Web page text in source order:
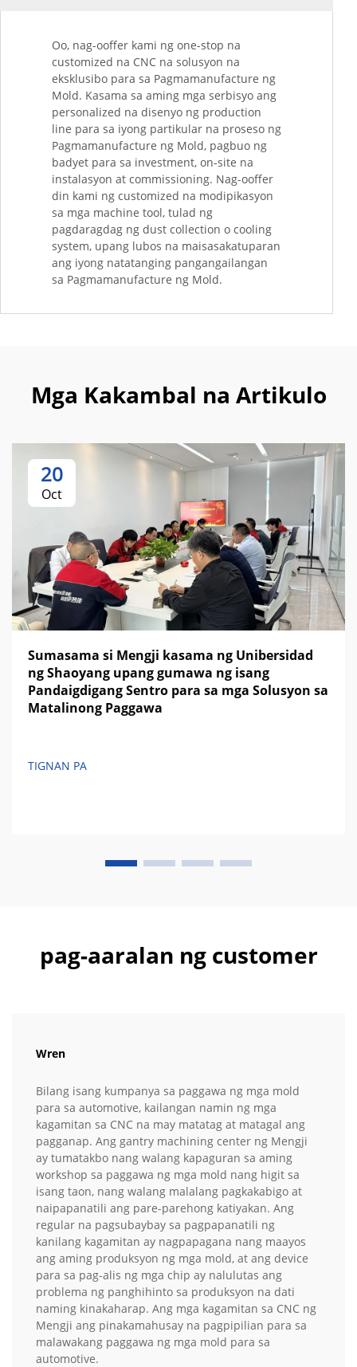
Oo, nag-ooffer kami ng one-stop na
customized na CNC na solusyon na
eksklusibo para sa Pagmamanufacture ng
Mold. Kasama sa aming mga serbisyo ang
personalized na disenyo ng production
line para sa iyong partikular na proseso ng
Pagmamanufacture ng Mold, pagbuo ng
badyet para sa investment, on-site na
instalasyon at commissioning. Nag-ooffer
din kami ng customized na modipikasyon
sa mga machine tool, tulad ng
pagdaragdag ng dust collection o cooling
system, upang lubos na maisasakatuparan
ang iyong natatanging pangangailangan
sa Pagmamanufacture ng Mold.
Mga Kakambal na Artikulo
20
Oct
Sumasama si Mengji kasama ng Unibersidad
ng Shaoyang upang gumawa ng isang
Pandaigdigang Sentro para sa mga Solusyon sa
Matalinong Paggawa
TIGNAN PA
pag-aaralan ng customer
Wren
Bilang isang kumpanya sa paggawa ng mga mold
para sa automotive, kailangan namin ng mga
kagamitan sa CNC na may matatag at matagal ang
pagganap. Ang gantry machining center ng Mengji
ay tumatakbo nang walang kapaguran sa aming
workshop sa paggawa ng mga mold nang higit sa
isang taon, nang walang malalang pagkakabigo at
naipapanatili ang pare-parehong katiyakan. Ang
regular na pagsubaybay sa pagpapanatili ng
kanilang kagamitan ay nagpapagana nang maayos
ang aming produksyon ng mga mold, at ang device
para sa pag-alis ng mga chip ay nalulutas ang
problema ng panghihinto sa produksyon na dati
naming kinakaharap. Ang mga kagamitan sa CNC ng
Mengji ang pinakamahusay na pagpipilian para sa
malawakang paggawa ng mga mold para sa
automotive.